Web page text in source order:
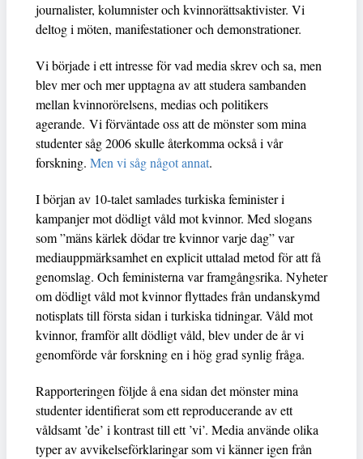
journalister, kolumnister och kvinnorättsaktivister. Vi
deltog i möten, manifestationer och demonstrationer.
Vi började i ett intresse för vad media skrev och sa, men
blev mer och mer upptagna av att studera sambanden
mellan kvinnorörelsens, medias och politikers
agerande. Vi förväntade oss att de mönster som mina
studenter såg 2006 skulle återkomma också i vår
forskning. Men vi såg något annat.
I början av 10-talet samlades turkiska feminister i
kampanjer mot dödligt våld mot kvinnor. Med slogans
som ”mäns kärlek dödar tre kvinnor varje dag” var
mediauppmärksamhet en explicit uttalad metod för att få
genomslag. Och feministerna var framgångsrika. Nyheter
om dödligt våld mot kvinnor flyttades från undanskymd
notisplats till första sidan i turkiska tidningar. Våld mot
kvinnor, framför allt dödligt våld, blev under de år vi
genomförde vår forskning en i hög grad synlig fråga.
Rapporteringen följde å ena sidan det mönster mina
studenter identifierat som ett reproducerande av ett
våldsamt ’de’ i kontrast till ett ’vi’. Media använde olika
typer av avvikelseförklaringar som vi känner igen från